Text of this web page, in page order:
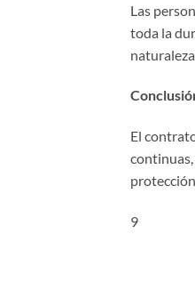
Las
toda la
El
9